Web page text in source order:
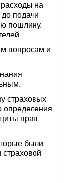
на
до подачи
пошлину.
вопросам и
страховых
определения
прав
были
страховой